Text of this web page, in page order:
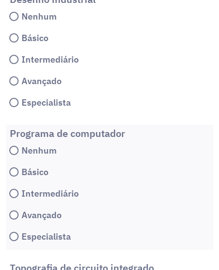
Nenhum
Básico
Intermediário
Avançado
Especialista
Programa de computador
Nenhum
Básico
Intermediário
Avançado
Especialista